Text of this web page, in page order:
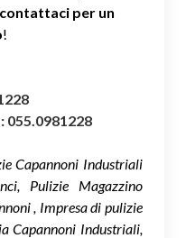
contattaci per un
!
055.0981228
Capannoni Industriali
Pulizie Magazzino
, Impresa di pulizie
Capannoni Industriali,